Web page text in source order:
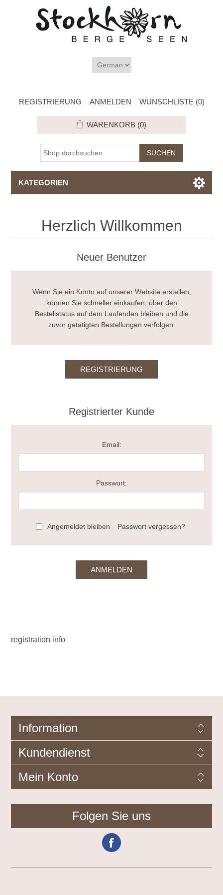
REGISTRIERUNG ANMELDEN WUNSCHLISTE (0)
WARENKORB (0)
KATEGORIEN
Herzlich Willkommen
Neuer Benutzer
Wenn Sie ein Konto auf unserer Website erstellen,
können Sie schneller einkaufen, über den
Bestellstatus auf dem Laufenden bleiben und die
zuvor getätigten Bestellungen verfolgen.
Registrierter Kunde
Email:
Passwort:
Angemeldet bleiben Passwort vergessen?
registration info
Information
Kundendienst
Mein Konto
Folgen Sie uns